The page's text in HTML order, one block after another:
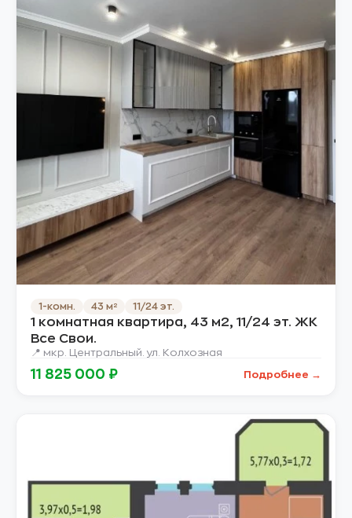
1-комн. 43 м² 11/24 эт.
1 комнатная квартира, 43 м2, 11/24 эт. ЖК
Все Свои.
📍 мкр. Центральный. ул. Колхозная
11 825 000 ₽ Подробнее →